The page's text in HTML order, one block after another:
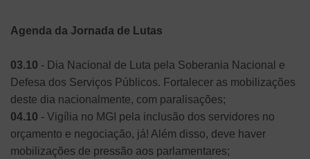
Agenda da Jornada de Lutas
03.10 - Dia Nacional de Luta pela Soberania Nacional e
Defesa dos Serviços Públicos. Fortalecer as mobilizações
deste dia nacionalmente, com paralisações;
04.10 - Vigília no MGI pela inclusão dos servidores no
orçamento e negociação, já! Além disso, deve haver
mobilizações de pressão aos parlamentares;